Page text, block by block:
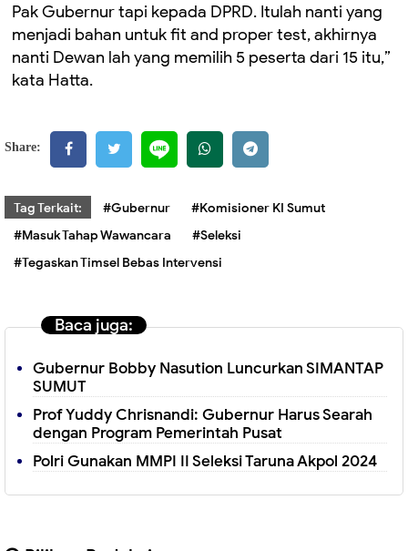
Pak Gubernur tapi kepada DPRD. Itulah nanti yang
menjadi bahan untuk fit and proper test, akhirnya
nanti Dewan lah yang memilih 5 peserta dari 15 itu,”
kata Hatta.
Share:
Tag Terkait: #Gubernur
#Komisioner KI Sumut
#Masuk Tahap Wawancara
#Seleksi
#Tegaskan Timsel Bebas Intervensi
Baca juga:
Gubernur Bobby Nasution Luncurkan SIMANTAP
SUMUT
Prof Yuddy Chrisnandi: Gubernur Harus Searah
dengan Program Pemerintah Pusat
Polri Gunakan MMPI II Seleksi Taruna Akpol 2024